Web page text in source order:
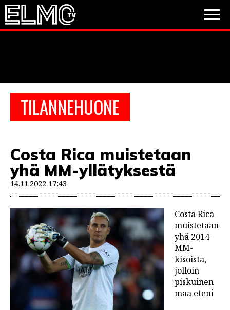
TILANNEHUONE
Costa Rica muistetaan
yhä MM-yllätyksestä
14.11.2022 17:43
Costa Rica
muistetaan
yhä 2014
MM-
kisoista,
jolloin
piskuinen
maa eteni
PESÄPALLO
VIDEOT
JALKAPALLO
EM2021
Huuhkajat
Veikkausliiga
JÄÄKIEKKO
PESÄPALLO
F1
LINTU VAI KALA
46 DENTON ROAD
VIDEOT
PODCASTIT